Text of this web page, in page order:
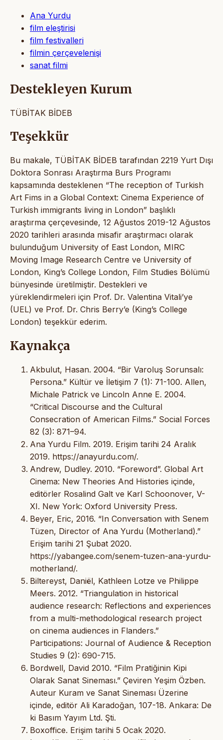
Ana Yurdu
film eleştirisi
film festivalleri
filmin çerçevelenişi
sanat filmi
Destekleyen Kurum
TÜBİTAK BİDEB
Teşekkür
Bu makale, TÜBİTAK BİDEB tarafından 2219 Yurt Dışı
Doktora Sonrası Araştırma Burs Programı
kapsamında desteklenen “The reception of Turkish
Art Fims in a Global Context: Cinema Experience of
Turkish immigrants living in London” başlıklı
araştırma çerçevesinde, 12 Ağustos 2019-12 Ağustos
2020 tarihleri arasında misafir araştırmacı olarak
bulunduğum University of East London, MIRC
Moving Image Research Centre ve University of
London, King’s College London, Film Studies Bölümü
bünyesinde üretilmiştir. Destekleri ve
yüreklendirmeleri için Prof. Dr. Valentina Vitali’ye
(UEL) ve Prof. Dr. Chris Berry’e (King’s College
London) teşekkür ederim.
Kaynakça
Akbulut, Hasan. 2004. “Bir Varoluş Sorunsalı:
Persona.” Kültür ve İletişim 7 (1): 71-100. Allen,
Michale Patrick ve Lincoln Anne E. 2004.
“Critical Discourse and the Cultural
Consecration of American Films.” Social Forces
82 (3): 871–94.
Ana Yurdu Film. 2019. Erişim tarihi 24 Aralık
2019. https://anayurdu.com/.
Andrew, Dudley. 2010. “Foreword”. Global Art
Cinema: New Theories And Histories içinde,
editörler Rosalind Galt ve Karl Schoonover, V-
XI. New York: Oxford University Press.
Beyer, Eric, 2016. “In Conversation with Senem
Tüzen, Director of Ana Yurdu (Motherland).”
Erişim tarihi 21 Şubat 2020.
https://yabangee.com/senem-tuzen-ana-yurdu-
motherland/.
Biltereyst, Daniël, Kathleen Lotze ve Philippe
Meers. 2012. “Triangulation in historical
audience research: Reflections and experiences
from a multi-methodological research project
on cinema audiences in Flanders.”
Participations: Journal of Audience & Reception
Studies 9 (2): 690-715.
Bordwell, David 2010. “Film Pratiğinin Kipi
Olarak Sanat Sineması.” Çeviren Yeşim Özben.
Auteur Kuram ve Sanat Sineması Üzerine
içinde, editör Ali Karadoğan, 107-18. Ankara: De
ki Basım Yayım Ltd. Şti.
Boxoffice. Erişim tarihi 5 Ocak 2020.